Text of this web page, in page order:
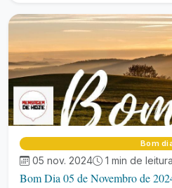
Bom
05 nov. 2024 1 min de leitura
Bom Dia 05 de Novembro de